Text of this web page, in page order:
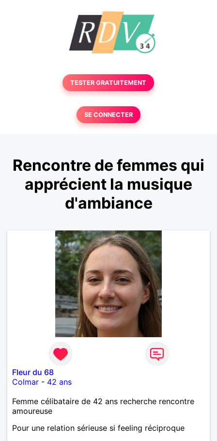
TESTER GRATUITEMENT
SE CONNECTER
Rencontre de femmes qui
apprécient la musique
d'ambiance
Fleur du 68
Colmar - 42 ans
Femme célibataire de 42 ans recherche rencontre
amoureuse
Pour une relation sérieuse si feeling réciproque